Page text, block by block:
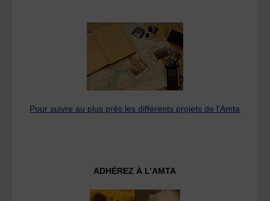
Pour suivre au plus près les différents projets de l’Amta
ADHÉREZ À L’AMTA